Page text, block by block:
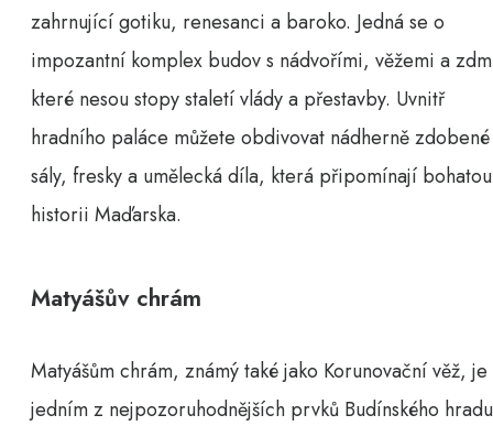
zahrnující gotiku, renesanci a baroko. Jedná se o
impozantní komplex budov s nádvořími, věžemi a
které nesou stopy staletí vlády a přestavby. Uvnitř
hradního paláce můžete obdivovat nádherně zdobené
sály, fresky a umělecká díla, která připomínají bohatou
historii Maďarska.
Matyášův chrám
Matyášům chrám, známý také jako Korunovační věž, je
jedním z nejpozoruhodnějších prvků Budínského